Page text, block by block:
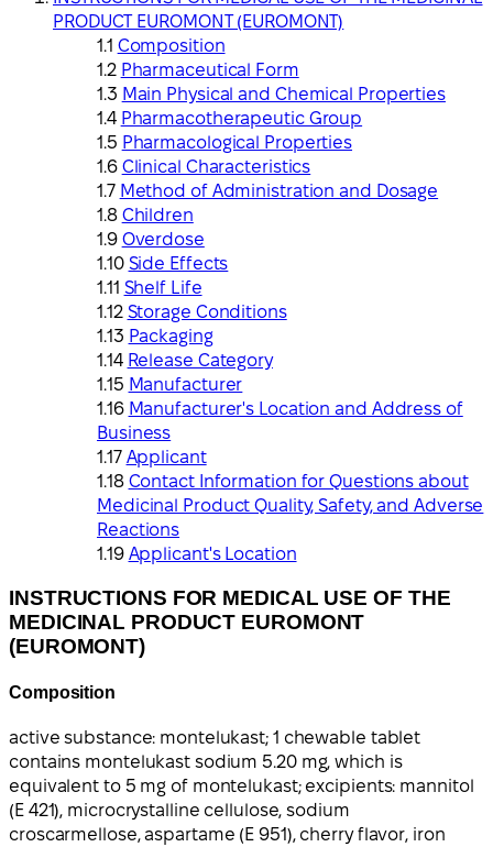
PRODUCT EUROMONT (EUROMONT)
Composition
Pharmaceutical Form
Main Physical and Chemical Properties
Pharmacotherapeutic Group
Pharmacological Properties
Clinical Characteristics
Method of Administration and Dosage
Children
Overdose
Side Effects
Shelf Life
Storage Conditions
Packaging
Release Category
Manufacturer
Manufacturer's Location and Address of
Business
Applicant
Contact Information for Questions about
Medicinal Product Quality, Safety, and Adverse
Reactions
Applicant's Location
INSTRUCTIONS FOR MEDICAL USE OF THE
MEDICINAL PRODUCT EUROMONT
(EUROMONT)
Composition
active substance: montelukast; 1 chewable tablet
contains montelukast sodium 5.20 mg, which is
equivalent to 5 mg of montelukast; excipients: mannitol
(E 421), microcrystalline cellulose, sodium
croscarmellose, aspartame (E 951), cherry flavor, iron